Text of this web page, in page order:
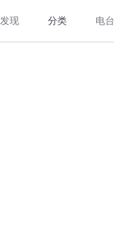
发现 分类 电台